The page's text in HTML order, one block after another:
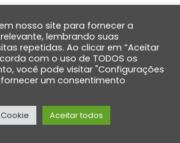
os direitos reservados – 2021
por:
nosso site para fornecer a
lembrando suas
repetidas. Ao clicar em “Aceitar
com o uso de TODOS os
você pode visitar "Configurações
um consentimento
Aceitar todos